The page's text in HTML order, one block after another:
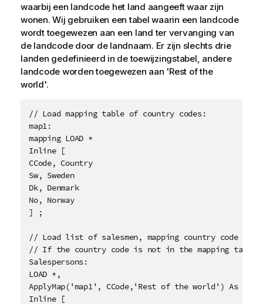
i
n
g
waarbij een landcode het land aangeeft waar zijn
wonen. Wij gebruiken een tabel waarin een landcode
wordt toegewezen aan een land ter vervanging van
de landcode door de landnaam. Er zijn slechts drie
landen gedefinieerd in de toewijzingstabel, andere
landcode worden toegewezen aan 'Rest of the
world'.
// Load mapping table of country codes:
map1:
mapping LOAD *
Inline [
CCode, Country
Sw, Sweden
Dk, Denmark
No, Norway
] ;
// Load list of salesmen, mapping country code to
// If the country code is not in the mapping
Salespersons:
LOAD *,
ApplyMap('map1', CCode,'Rest of the world') As
Inline [